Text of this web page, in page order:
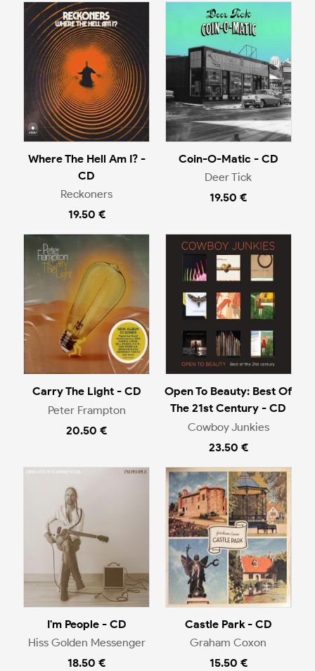
Where The Hell Am I? -
CD
Reckoners
19.50 €
Coin-O-Matic - CD
Deer Tick
19.50 €
Carry The Light - CD
Peter Frampton
20.50 €
Open To Beauty: Best Of
The 21st Century - CD
Cowboy Junkies
23.50 €
I'm People - CD
Hiss Golden Messenger
18.50 €
Castle Park - CD
Graham Coxon
15.50 €